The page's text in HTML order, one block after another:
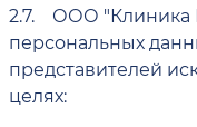
2.7.
ООО "Клиника
персональных
представителей
целях: